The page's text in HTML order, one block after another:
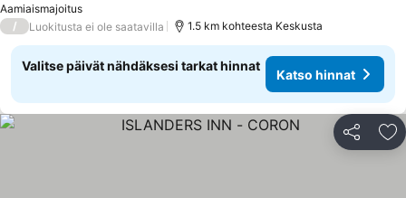
Aamiaismajoitus
/ Luokitusta ei ole saatavilla 1.5 km kohteesta Keskusta
Valitse päivät nähdäksesi tarkat hinnat
Katso hinnat
Jaa